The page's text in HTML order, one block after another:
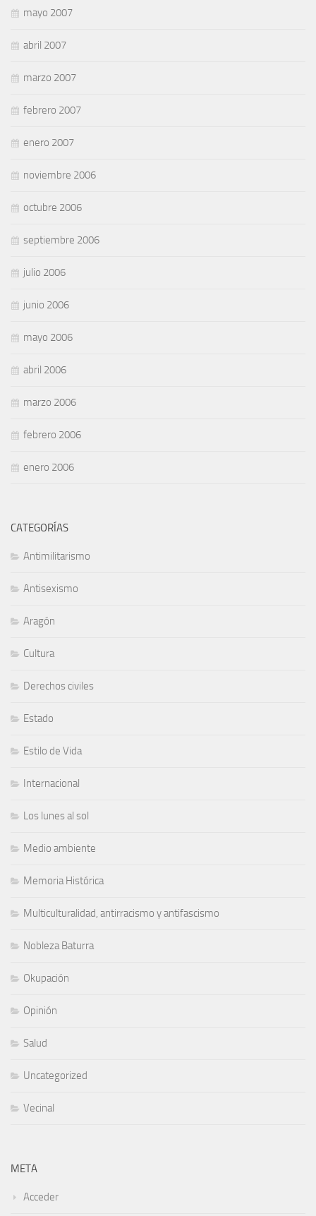
mayo 2007
abril 2007
marzo 2007
febrero 2007
enero 2007
noviembre 2006
octubre 2006
septiembre 2006
julio 2006
junio 2006
mayo 2006
abril 2006
marzo 2006
febrero 2006
enero 2006
CATEGORÍAS
Antimilitarismo
Antisexismo
Aragón
Cultura
Derechos civiles
Estado
Estilo de Vida
Internacional
Los lunes al sol
Medio ambiente
Memoria Histórica
Multiculturalidad, antirracismo y antifascismo
Nobleza Baturra
Okupación
Opinión
Salud
Uncategorized
Vecinal
META
Acceder